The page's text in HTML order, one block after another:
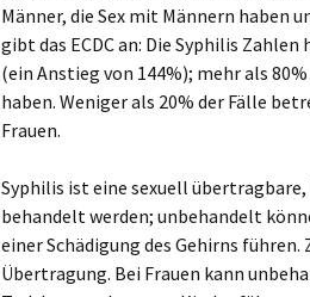
Männer, die Sex mit Männern haben
gibt das ECDC an: Die Syphilis
(ein Anstieg von 144%); mehr als
haben. Weniger als 20% der Fälle
Frauen.
Syphilis ist eine sexuell
behandelt werden; unbehandelt
einer Schädigung des Gehirns
Übertragung. Bei Frauen kann